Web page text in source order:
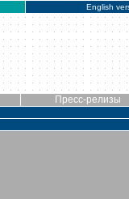
English
Пресс-релизы